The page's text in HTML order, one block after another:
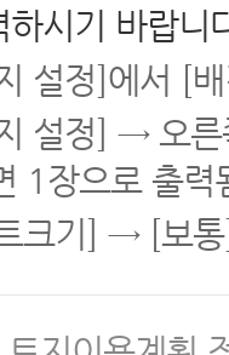
시기 바랍니
설정]에서 [
설정] → 오
1장으로 출력
크기] → [보